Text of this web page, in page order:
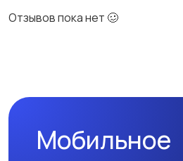
Отзывов пока нет 🥴
Мобильное